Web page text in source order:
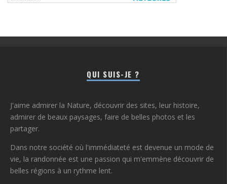
QUI SUIS-JE ?
J'aime admirer la Nature, découvrir des sites, leur histoire,
admirer de beaux paysages, faire de belles photos et les
partager.
Dans notre société où l'immédiateté est devenue un mode de
vie, la randonnée est une passion qui m'emmène découvrir de
belles régions à un rythme lent.